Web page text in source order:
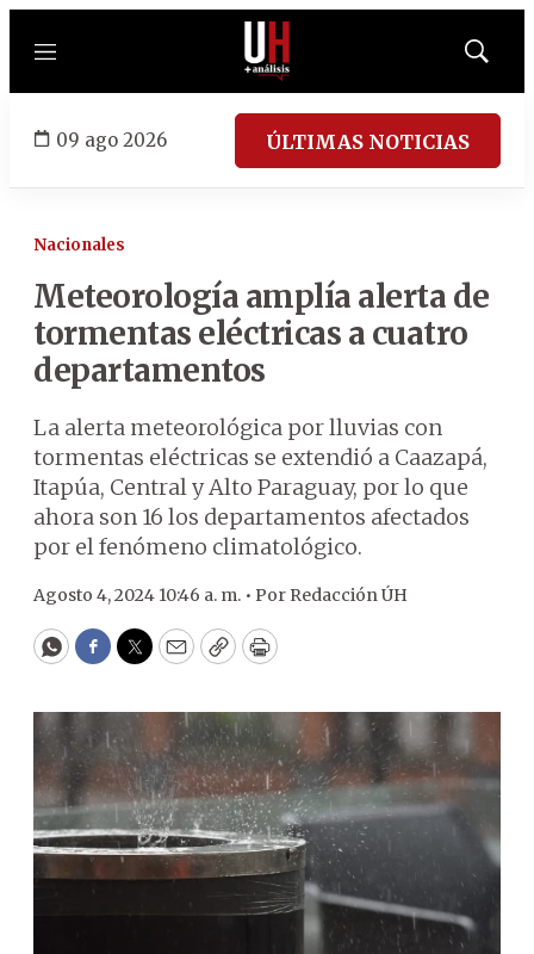
Menú
Mostrar
09 ago 2026 ÚLTIMAS NOTICIAS
Nacionales
Meteorología amplía alerta de
tormentas eléctricas a cuatro
departamentos
La alerta meteorológica por lluvias con
tormentas eléctricas se extendió a Caazapá,
Itapúa, Central y Alto Paraguay, por lo que
ahora son 16 los departamentos afectados
por el fenómeno climatológico.
Agosto 4, 2024 10:46 a. m. • Por Redacción ÚH
WhatsApp
Facebook
Twitter
EmailCopyPrint